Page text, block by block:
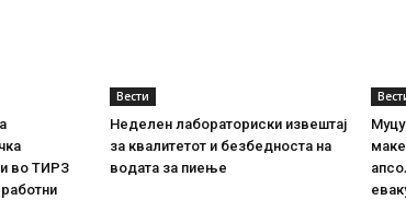
во ТИРЗ
Вести
Неделен лабораториски извештај
за квалитетот и безбедноста на
водата за пиење